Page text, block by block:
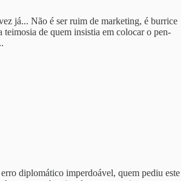
já... Não é ser ruim de marketing, é burrice
teimosia de quem insistia em colocar o pen-
diplomático imperdoável, quem pediu este